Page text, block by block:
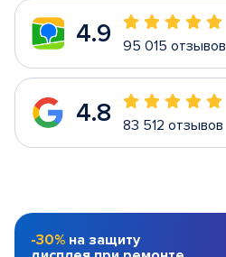
4.9 95 015 отзывов
4.8 83 512 отзывов
-30% на защиту